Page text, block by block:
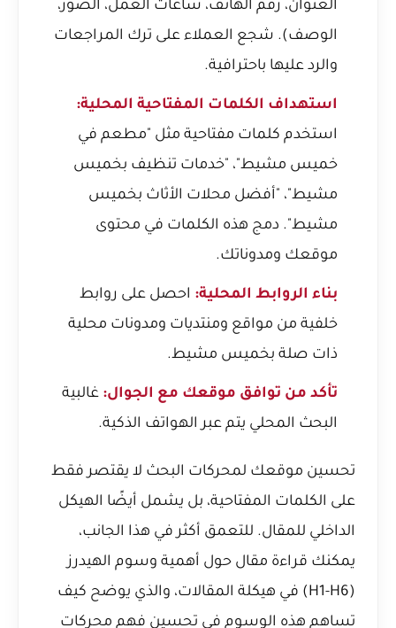
العنوان، رقم الهاتف، ساعات العمل، الصور،
الوصف). شجع العملاء على ترك المراجعات
والرد عليها باحترافية.
استهداف الكلمات المفتاحية المحلية:
استخدم كلمات مفتاحية مثل "مطعم في
خميس مشيط"، "خدمات تنظيف بخميس
مشيط"، "أفضل محلات الأثاث بخميس
مشيط". دمج هذه الكلمات في محتوى
موقعك ومدوناتك.
بناء الروابط المحلية: احصل على روابط
خلفية من مواقع ومنتديات ومدونات محلية
ذات صلة بخميس مشيط.
تأكد من توافق موقعك مع الجوال: غالبية
البحث المحلي يتم عبر الهواتف الذكية.
تحسين موقعك لمحركات البحث لا يقتصر فقط
على الكلمات المفتاحية، بل يشمل أيضًا الهيكل
الداخلي للمقال. للتعمق أكثر في هذا الجانب،
يمكنك قراءة مقال حول أهمية وسوم الهيدرز
(H1-H6) في هيكلة المقالات
، والذي يوضح كيف
تساهم هذه الوسوم في تحسين فهم محركات